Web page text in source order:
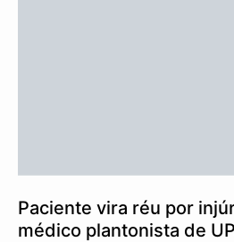
Paciente vira réu por
médico plantonista de